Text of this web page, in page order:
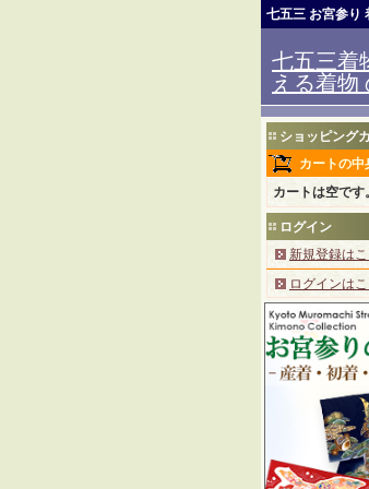
七五三 お宮参り
七五三着
える着物
ショッピング
カートの中
カートは空です。
ログイン
新規登録はこ
ログインは